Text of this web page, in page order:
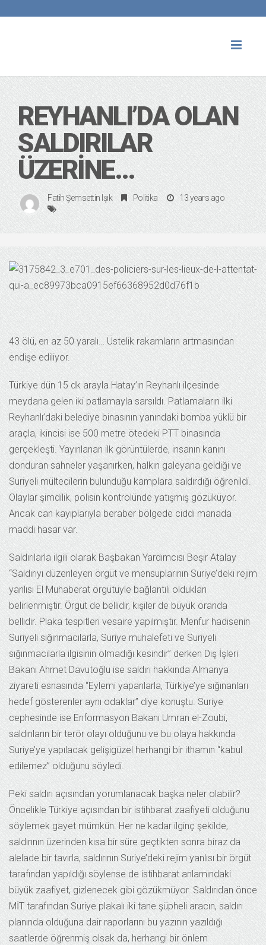
REYHANLI’DA OLAN
SALDIRILAR
ÜZERINE…
Fatih Şemsettin Işık Politika 13 years ago
43 ölü, en az 50 yaralı… Üstelik rakamların artmasından
endişe ediliyor.
Türkiye dün 15 dk arayla Hatay’ın Reyhanlı ilçesinde
meydana gelen iki patlamayla sarsıldı. Patlamaların ilki
Reyhanlı’daki belediye binasının yanındaki bomba yüklü bir
araçla, ikincisi ise 500 metre ötedeki PTT binasında
gerçekleşti. Yayınlanan ilk görüntülerde, insanın kanını
donduran sahneler yaşanırken, halkın galeyana geldiği ve
Suriyeli mültecilerin bulunduğu kamplara saldırdığı öğrenildi.
Olaylar şimdilik, polisin kontrolünde yatışmış gözüküyor.
Ancak can kayıplarıyla beraber bölgede ciddi manada
maddi hasar var.
Saldırılarla ilgili olarak Başbakan Yardımcısı Beşir Atalay
“Saldırıyı düzenleyen örgüt ve mensuplarının Suriye’deki rejim
yanlısı El Muhaberat örgütüyle bağlantılı oldukları
belirlenmiştir. Örgüt de bellidir, kişiler de büyük oranda
bellidir. Plaka tespitleri vesaire yapılmıştır. Menfur hadisenin
Suriyeli sığınmacılarla, Suriye muhalefeti ve Suriyeli
sığınmacılarla ilgisinin olmadığı kesindir” derken Dış İşleri
Bakanı Ahmet Davutoğlu ise saldırı hakkında Almanya
ziyareti esnasında “Eylemi yapanlarla, Türkiye’ye sığınanları
hedef gösterenler aynı odaklar” diye konuştu. Suriye
cephesinde ise Enformasyon Bakanı Umran el-Zoubi,
saldırıların bir terör olayı olduğunu ve bu olaya hakkında
Suriye’ye yapılacak gelişigüzel herhangi bir ithamın “kabul
edilemez” olduğunu söyledi.
Peki saldırı açısından yorumlanacak başka neler olabilir?
Öncelikle Türkiye açısından bir istihbarat zaafiyeti olduğunu
söylemek gayet mümkün. Her ne kadar ilginç şekilde,
saldırının üzerinden kısa bir süre geçtikten sonra biraz da
alelade bir tavırla, saldırının Suriye’deki rejim yanlısı bir örgüt
tarafından yapıldığı söylense de istihbarat anlamındaki
büyük zaafiyet, gizlenecek gibi gözükmüyor. Saldırıdan önce
MİT tarafından Suriye plakalı iki tane şüpheli aracın, saldırı
planında olduğuna dair raporlarını bu yazının yazıldığı
saatlerde öğrenmiş olsak da, herhangi bir önlem